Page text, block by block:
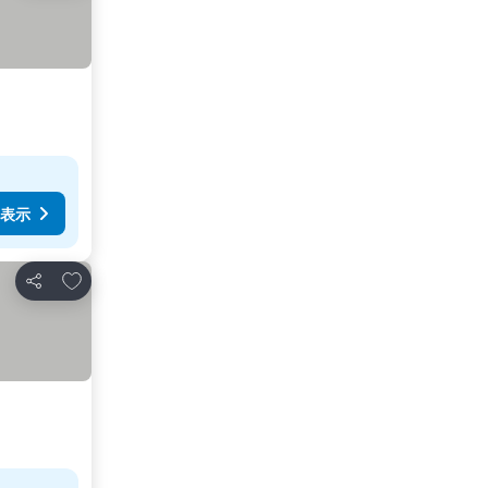
示
シェア
お気に入りに追加